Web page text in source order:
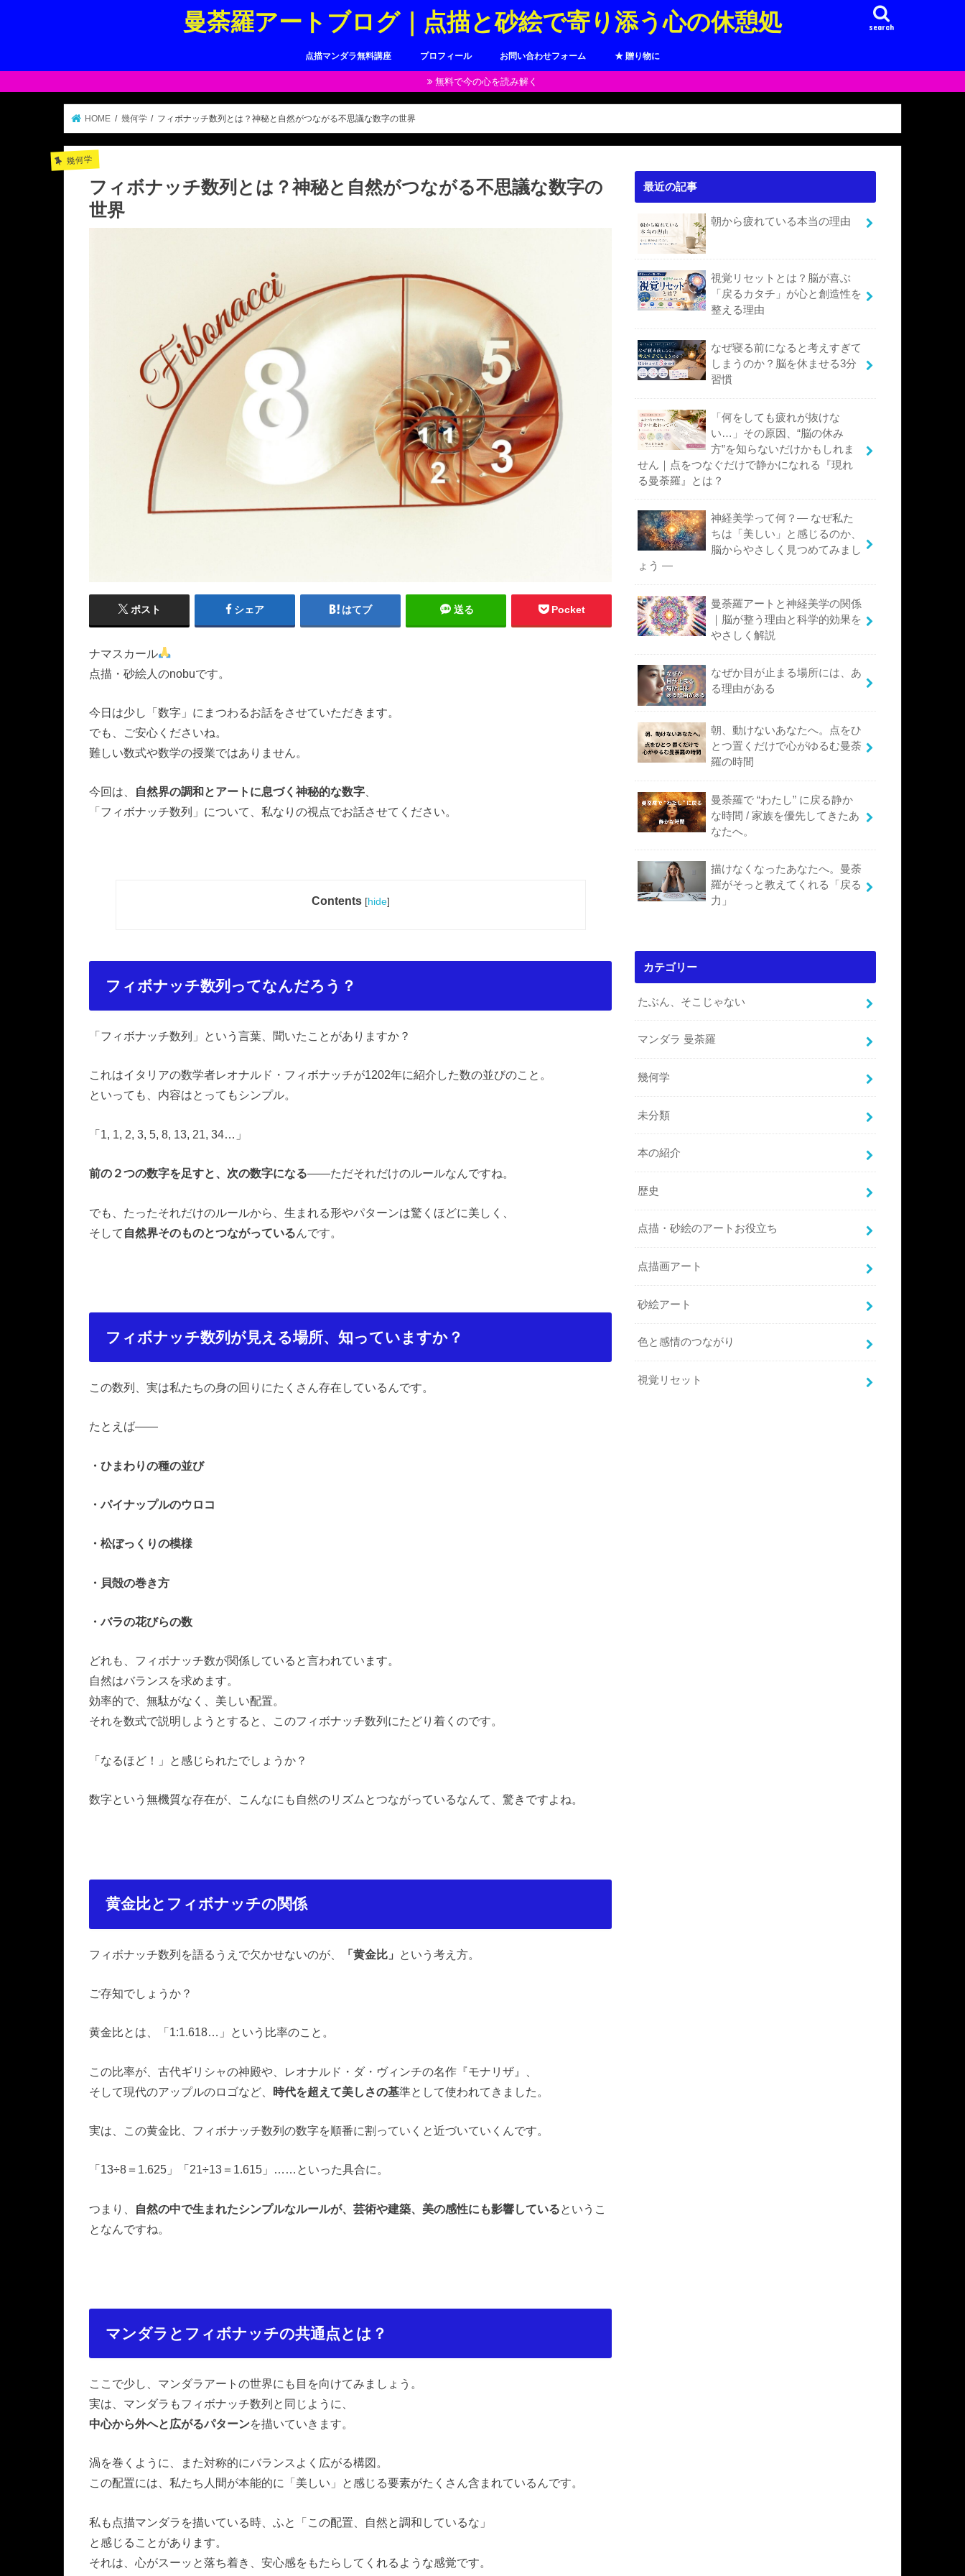
曼荼羅アートブログ｜点描と砂絵で寄り添う心の休憩処 search
点描マンダラ無料講座 プロフィール お問い合わせフォーム ★ 贈り物に
無料で今の心を読み解く
HOME 幾何学 フィボナッチ数列とは？神秘と自然がつながる不思議な数字の世界
幾何学
フィボナッチ数列とは？神秘と自然がつながる不思議な数字の
世界
ポスト シェア はてブ 送る Pocket
ナマスカール
点描・砂絵人のnobuです。
今日は少し「数字」にまつわるお話をさせていただきます。
でも、ご安心くださいね。
難しい数式や数学の授業ではありません。
今回は、 自然界の調和とアートに息づく神秘的な数字
「フィボナッチ数列」について、私なりの視点でお話させてください。
Contents [hide]
フィボナッチ数列ってなんだろう？
「フィボナッチ数列」という言葉、聞いたことがありますか？
これはイタリアの数学者レオナルド・フィボナッチが1202年に紹介した数の並びのこと。
といっても、内容はとってもシンプル。
「1, 1, 2, 3, 5, 8, 13, 21, 34…」
前の２つの数字を足すと、次の数字になる――ただそれだけのルールなんですね。
でも、たったそれだけのルールから、生まれる形やパターンは驚くほどに美しく、
そして 自然界そのものとつながっているんです。
フィボナッチ数列が見える場所、知っていますか？
この数列、実は私たちの身の回りにたくさん存在しているんです。
たとえば――
・ひまわりの種の並び
・パイナップルのウロコ
・松ぼっくりの模様
・貝殻の巻き方
・バラの花びらの数
どれも、フィボナッチ数が関係していると言われています。
自然はバランスを求めます。
効率的で、無駄がなく、美しい配置。
それを数式で説明しようとすると、このフィボナッチ数列にたどり着くのです。
「なるほど！」と感じられたでしょうか？
数字という無機質な存在が、こんなにも自然のリズムとつながっているなんて、驚きですよね。
黄金比とフィボナッチの関係
フィボナッチ数列を語るうえで欠かせないのが、 「黄金比」 という考え方。
ご存知でしょうか？
黄金比とは、「1:1.618…」という比率のこと。
この比率が、古代ギリシャの神殿や、レオナルド・ダ・ヴィンチの名作『モナリザ』、
そして現代のアップルのロゴなど、 時代を超えて美しさの基準として使われてきました。
実は、この黄金比、フィボナッチ数列の数字を順番に割っていくと近づいていくんです。
「13÷8＝1.625」「21÷13＝1.615」……といった具合に。
つまり、 自然の中で生まれたシンプルなルールが、芸術や建築、美の感性にも影響しているというこ
となんですね。
マンダラとフィボナッチの共通点とは？
ここで少し、マンダラアートの世界にも目を向けてみましょう。
実は、マンダラもフィボナッチ数列と同じように、
中心から外へと広がるパターンを描いていきます。
渦を巻くように、また対称的にバランスよく広がる構図。
この配置には、私たち人間が本能的に「美しい」と感じる要素がたくさん含まれているんです。
私も点描マンダラを描いている時、ふと「この配置、自然と調和しているな」
と感じることがあります。
それは、心がスーッと落ち着き、安心感をもたらしてくれるような感覚です。
最近の記事
朝から疲れている本当の理由
視覚リセットとは？脳が喜ぶ
「戻るカタチ」が心と創造性を
整える理由
なぜ寝る前になると考えすぎて
しまうのか？脳を休ませる3分
習慣
「何をしても疲れが抜けな
い…」その原因、“脳の休み
方”を知らないだけかもしれま
せん｜点をつなぐだけで静かになれる『現れ
る曼荼羅』とは？
神経美学って何？― なぜ私た
ちは「美しい」と感じるのか、
脳からやさしく見つめてみまし
ょう ―
曼荼羅アートと神経美学の関係
｜脳が整う理由と科学的効果を
やさしく解説
なぜか目が止まる場所には、あ
る理由がある
朝、動けないあなたへ。点をひ
とつ置くだけで心がゆるむ曼荼
羅の時間
曼荼羅で “わたし” に戻る静か
な時間 / 家族を優先してきたあ
なたへ。
描けなくなったあなたへ。曼荼
羅がそっと教えてくれる「戻る
力」
カテゴリー
たぶん、そこじゃない
マンダラ 曼荼羅
幾何学
未分類
本の紹介
歴史
点描・砂絵のアートお役立ち
点描画アート
砂絵アート
色と感情のつながり
視覚リセット